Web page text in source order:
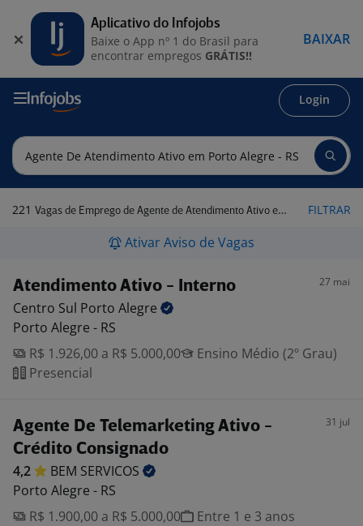
Login
221 Vagas de Emprego de Agente de Atendimento Ativo em Porto Alegre - RS FILTRAR
Ativar Aviso de Vagas
Atendimento Ativo - Interno 27 mai
Centro Sul Porto Alegre
Porto Alegre - RS
R$ 1.926,00 a R$ 5.000,00
Ensino Médio (2º Grau)
Presencial
Agente De Telemarketing Ativo -
Crédito Consignado
31 jul
4,2 BEM SERVICOS
Porto Alegre - RS
R$ 1.900,00 a R$ 5.000,00
Entre 1 e 3 anos
Aplicativo do Infojobs
Baixe o App nº 1 do Brasil para
encontrar empregos GRÁTIS!!
BAIXAR